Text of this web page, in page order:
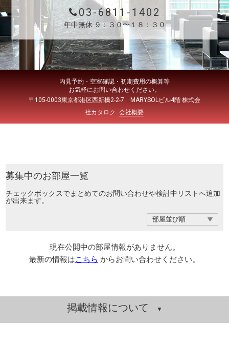
03-6811-1402
年中無休 ９：３０〜１８：３０
内見予約・空室確認・初期費用の概算等
お気軽にお問い合わせください。
〒105-0003東京都港区西新橋2-2-7 MARYSOLビル4階 株式会
社カタロク
会社概要
募集中のお部屋一覧
チェックボックスでまとめてのお問い合わせや検討中リストへ追加
が出来ます。
現在公開中の部屋情報がありません。
最新の情報はこちら からお問い合わせください。
掲載情報について